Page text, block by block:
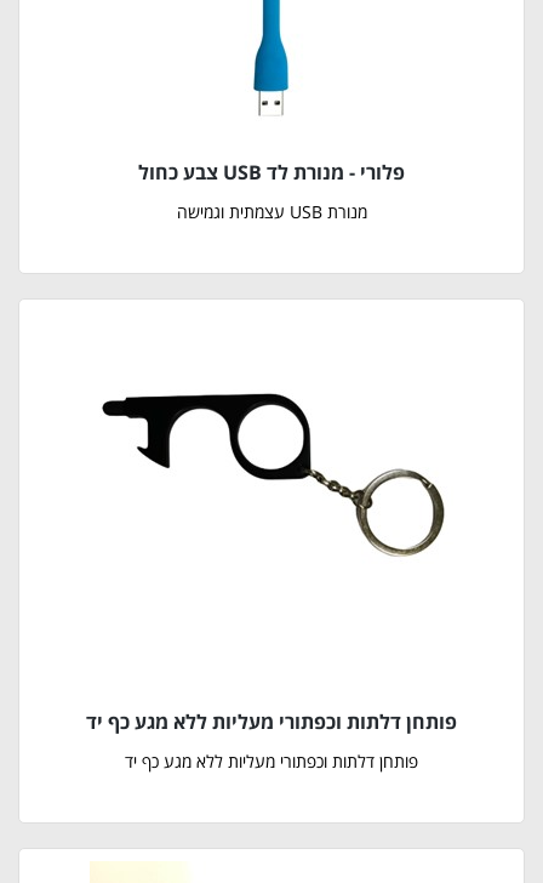
פלורי - מנורת לד USB צבע כחול
מנורת USB עצמתית וגמישה
פותחן דלתות וכפתורי מעליות ללא מגע כף יד
פותחן דלתות וכפתורי מעליות ללא מגע כף יד